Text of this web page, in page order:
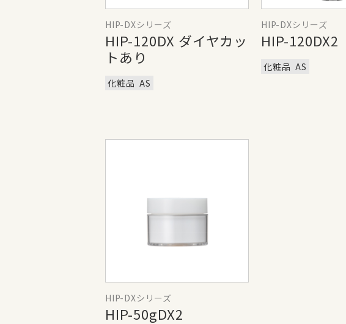
HIP-DXシリーズ
HIP-120DX ダイヤカッ
トあり
化粧品 AS
HIP-DXシリーズ
HIP-120DX2
化粧品 AS
HIP-DXシリーズ
HIP-50gDX2